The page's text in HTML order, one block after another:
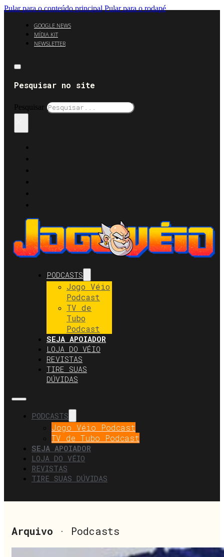
Pular para o conteúdo principal Pular para o rodapé
GOOGLE NEWS
MÍDIA KIT
NEWSLETTER
Pesquisar no site
Pesquisar
PODCASTS
Jogo Véio
Podcast
TV de
Tubo
Podcast
SEJA APOIADOR
LOJA DO VÉIO
REVISTAS
TIRE SUAS
DÚVIDAS
PODCASTS
Jogo Véio Podcast
TV de Tubo Podcast
SEJA APOIADOR
LOJA DO VÉIO
REVISTAS
TIRE SUAS DÚVIDAS
Arquivo · Podcasts